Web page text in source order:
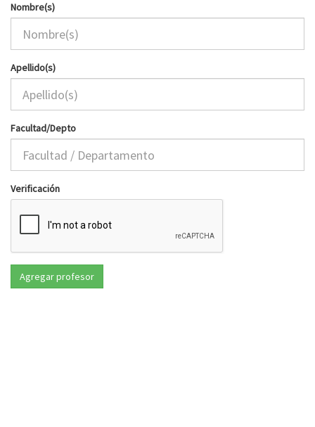
Nombre(s)
Apellido(s)
Facultad/Depto
Verificación